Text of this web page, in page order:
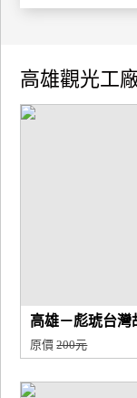
廠
劃
品
高雄觀光工
高雄－彪琥台灣
原價200元